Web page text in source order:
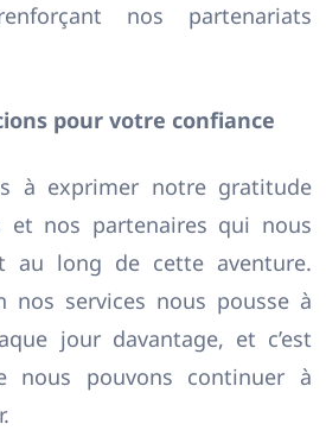
nos partenariats
pour votre confiance
à exprimer notre gratitude
et nos partenaires qui nous
au long de cette aventure.
nos services nous pousse à
jour davantage, et c’est
nous pouvons continuer à